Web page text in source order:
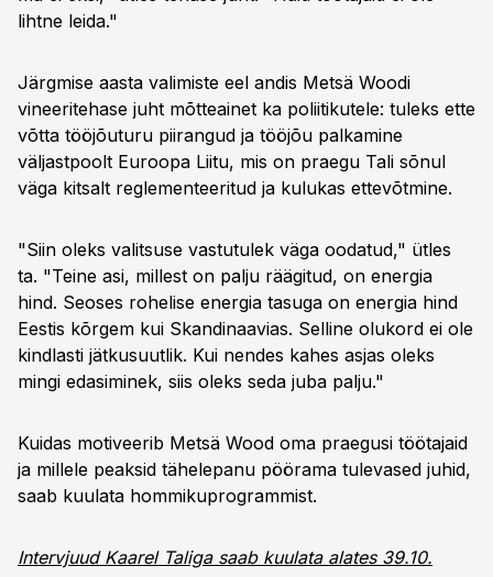
lihtne leida."
Järgmise aasta valimiste eel andis Metsä Woodi
vineeritehase juht mõtteainet ka poliitikutele: tuleks ette
võtta tööjõuturu piirangud ja tööjõu palkamine
väljastpoolt Euroopa Liitu, mis on praegu Tali sõnul
väga kitsalt reglementeeritud ja kulukas ettevõtmine.
"Siin oleks valitsuse vastutulek väga oodatud," ütles
ta. "Teine asi, millest on palju räägitud, on energia
hind. Seoses rohelise energia tasuga on energia hind
Eestis kõrgem kui Skandinaavias. Selline olukord ei ole
kindlasti jätkusuutlik. Kui nendes kahes asjas oleks
mingi edasiminek, siis oleks seda juba palju."
Kuidas motiveerib Metsä Wood oma praegusi töötajaid
ja millele peaksid tähelepanu pöörama tulevased juhid,
saab kuulata hommikuprogrammist.
Intervjuud Kaarel Taliga saab kuulata alates 39.10.